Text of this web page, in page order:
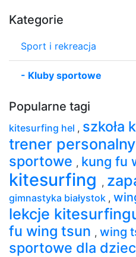
Kategorie
Sport i rekreacja
- Kluby sportowe
Popularne tagi
kitesurfing hel , szkoła
trener
sportowe , kung fu
kitesurfing ,
gimnastyka białystok ,
lekcje
fu wing tsun , wing
sportowe dla